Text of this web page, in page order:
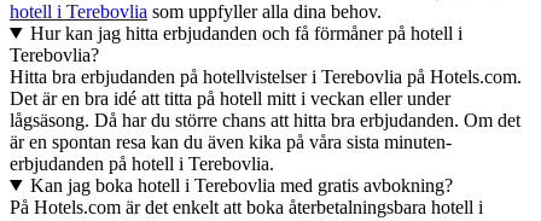
hotell i Terebovlia som uppfyller alla dina behov.
Hur kan jag hitta erbjudanden och få förmåner på hotell i
Terebovlia?
Hitta bra erbjudanden på hotellvistelser i Terebovlia på Hotels.com.
Det är en bra idé att titta på hotell mitt i veckan eller under
lågsäsong. Då har du större chans att hitta bra erbjudanden. Om det
är en spontan resa kan du även kika på våra sista minuten-
erbjudanden på hotell i Terebovlia.
Kan jag boka hotell i Terebovlia med gratis avbokning?
På Hotels.com är det enkelt att boka återbetalningsbara hotell i